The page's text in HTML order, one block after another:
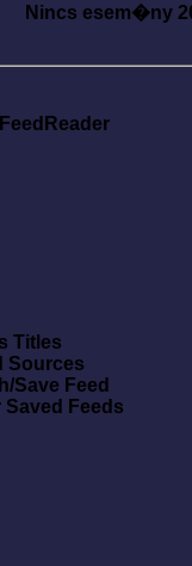
Nincs esem�ny
Titles
Sources
Save Feed
Saved Feeds